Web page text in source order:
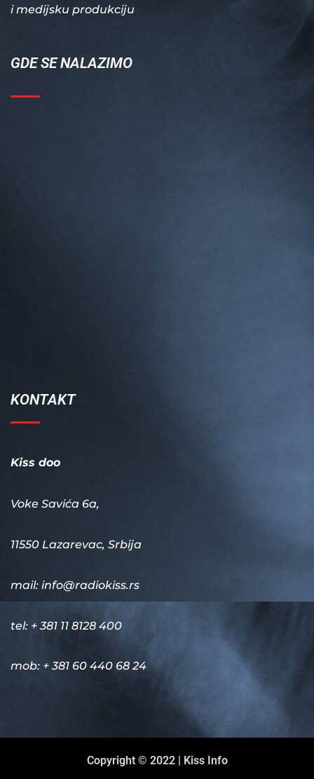
i medijsku produkciju
GDE SE NALAZIMO
KONTAKT
Kiss doo
Voke Savića 6a,
11550 Lazarevac, Srbija
mail: info@radiokiss.rs
tel: + 381 11 8128 400
mob: + 381 60 440 68 24
Copyright © 2022 | Kiss Info